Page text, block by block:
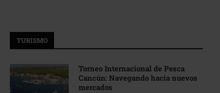
TURISMO
Torneo Internacional de Pesca
Cancún: Navegando hacia nuevos
mercados